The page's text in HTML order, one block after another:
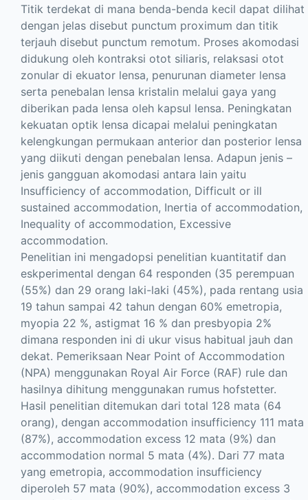
Titik terdekat di mana benda-benda kecil dapat dilihat
dengan jelas disebut punctum proximum dan titik
terjauh disebut punctum remotum. Proses akomodasi
didukung oleh kontraksi otot siliaris, relaksasi otot
zonular di ekuator lensa, penurunan diameter lensa
serta penebalan lensa kristalin melalui gaya yang
diberikan pada lensa oleh kapsul lensa. Peningkatan
kekuatan optik lensa dicapai melalui peningkatan
kelengkungan permukaan anterior dan posterior lensa
yang diikuti dengan penebalan lensa. Adapun jenis –
jenis gangguan akomodasi antara lain yaitu
Insufficiency of accommodation, Difficult or ill
sustained accommodation, Inertia of accommodation,
Inequality of accommodation, Excessive
accommodation.
Penelitian ini mengadopsi penelitian kuantitatif dan
eskperimental dengan 64 responden (35 perempuan
(55%) dan 29 orang laki-laki (45%), pada rentang usia
19 tahun sampai 42 tahun dengan 60% emetropia,
myopia 22 %, astigmat 16 % dan presbyopia 2%
dimana responden ini di ukur visus habitual jauh dan
dekat. Pemeriksaan Near Point of Accommodation
(NPA) menggunakan Royal Air Force (RAF) rule dan
hasilnya dihitung menggunakan rumus hofstetter.
Hasil penelitian ditemukan dari total 128 mata (64
orang), dengan accommodation insufficiency 111 mata
(87%), accommodation excess 12 mata (9%) dan
accommodation normal 5 mata (4%). Dari 77 mata
yang emetropia, accommodation insufficiency
diperoleh 57 mata (90%), accommodation excess 3